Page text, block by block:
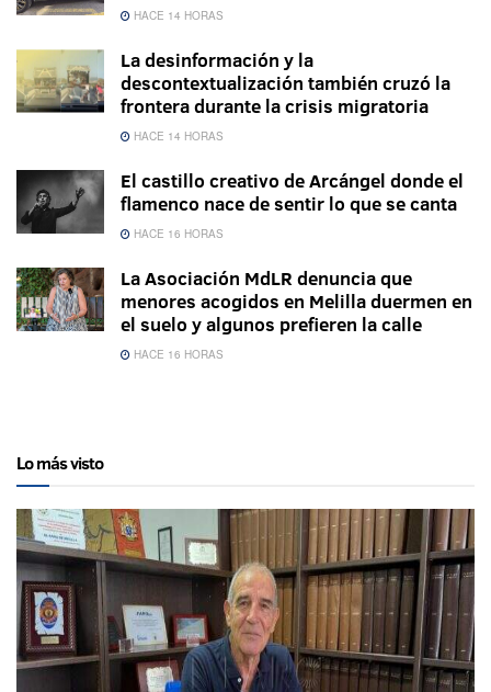
HACE 14 HORAS
La desinformación y la
descontextualización también cruzó la
frontera durante la crisis migratoria
HACE 14 HORAS
El castillo creativo de Arcángel donde el
flamenco nace de sentir lo que se canta
HACE 16 HORAS
La Asociación MdLR denuncia que
menores acogidos en Melilla duermen en
el suelo y algunos prefieren la calle
HACE 16 HORAS
Lo más visto